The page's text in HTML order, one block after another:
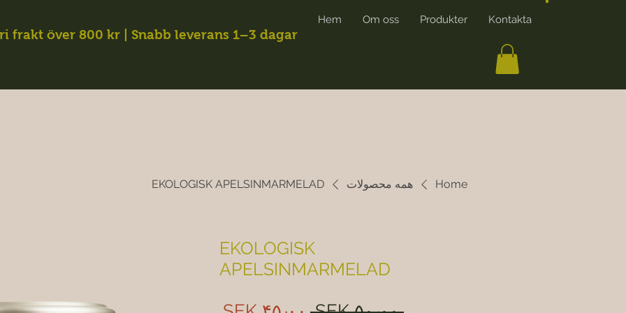
frakt över 800 kr | Snabb leverans 1–3 dagar
Hem Om oss Produkter Kontakta
Home همه محصولات EKOLOGISK APELSINMARMELAD
EKOLOGISK
APELSINMARMELAD